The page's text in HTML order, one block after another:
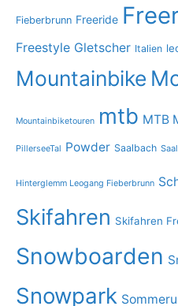
Fieberbrunn Freeride
Freestyle Gletscher Italien
Mountainbike
Mountainbiketouren mtb MTB
PillerseeTal Powder Saalbach
Hinterglemm Leogang Fieberbrunn
Skifahren Skifahren
Snowboarden
Snowpark